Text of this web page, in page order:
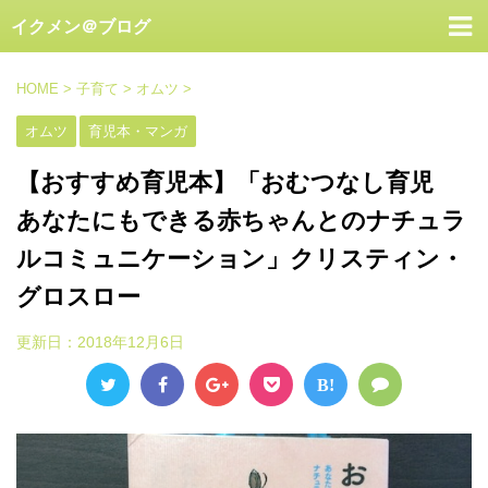
イクメン＠ブログ
HOME > 子育て > オムツ >
オムツ 育児本・マンガ
【おすすめ育児本】「おむつなし育児
あなたにもできる赤ちゃんとのナチュラ
ルコミュニケーション」クリスティン・
グロスロー
更新日： 2018年12月6日
B!